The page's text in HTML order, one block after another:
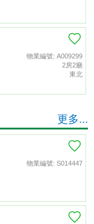
物業編號: A009299
2房2廳
東北
更多...
物業編號: S014447